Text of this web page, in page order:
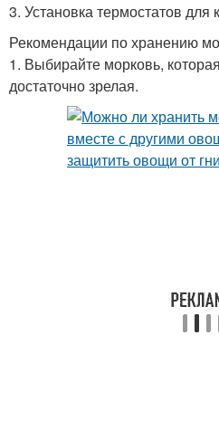
3. Установка термостатов для
Рекомендации по хранению
1. Выбирайте морковь,
достаточно зрелая.